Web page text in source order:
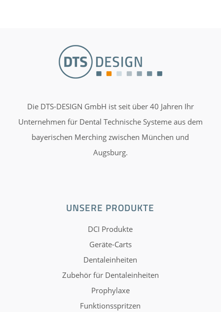
Die DTS-DESIGN GmbH ist seit über 40 Jahren Ihr
Unternehmen für Dental Technische Systeme aus dem
bayerischen Merching zwischen München und
Augsburg.
UNSERE PRODUKTE
DCI Produkte
Geräte-Carts
Dentaleinheiten
Zubehör für Dentaleinheiten
Prophylaxe
Funktionsspritzen